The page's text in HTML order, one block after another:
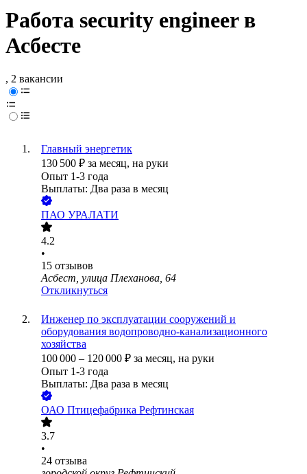
Работа security engineer в
Асбесте
, 2 вакансии
Главный энергетик
130 500 ₽ за месяц, на руки
Опыт 1-3 года
Выплаты: Два раза в месяц
ПАО УРАЛАТИ
4.2
•
15 отзывов
Асбест, улица Плеханова, 64
Откликнуться
Инженер по эксплуатации сооружений и
оборудования водопроводно-канализационного
хозяйства
100 000 – 120 000 ₽ за месяц, на руки
Опыт 1-3 года
Выплаты: Два раза в месяц
ОАО Птицефабрика Рефтинская
3.7
•
24 отзыва